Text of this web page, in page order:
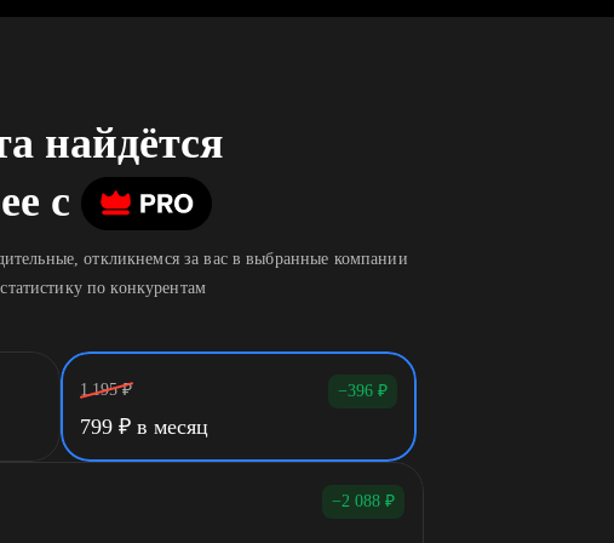
найдётся
c
откликнемся за вас в выбранные компании
по конкурентам
1 195 ₽ −396 ₽
799 ₽ в месяц
−2 088 ₽